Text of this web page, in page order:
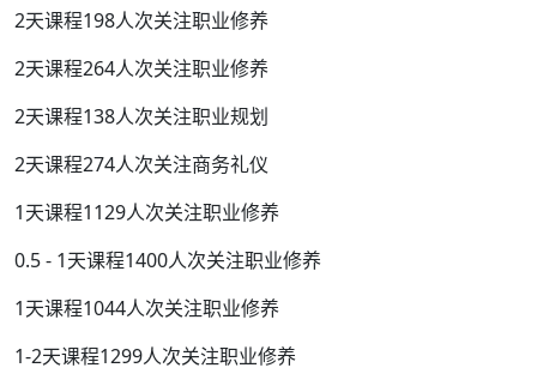
2天课程198人次关注职业修养
2天课程264人次关注职业修养
2天课程138人次关注职业规划
2天课程274人次关注商务礼仪
1天课程1129人次关注职业修养
0.5 - 1天课程1400人次关注职业修养
1天课程1044人次关注职业修养
1-2天课程1299人次关注职业修养